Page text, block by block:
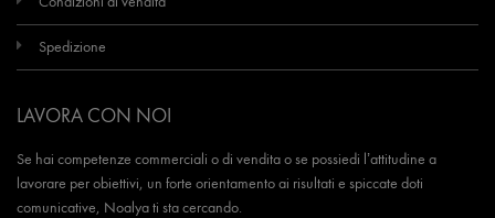
Spedizione
LAVORA CON NOI
Se hai competenze commerciali o di vendita o se possiedi l’attitudine a
lavorare per obiettivi, un forte orientamento ai risultati e spiccate doti
comunicative, Noalya ti sta cercando.